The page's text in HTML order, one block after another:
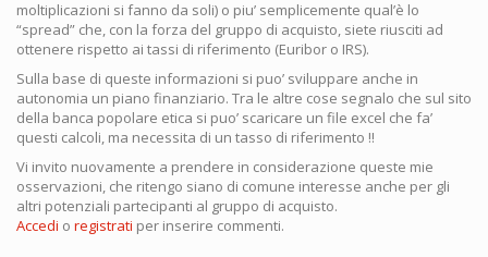
moltiplicazioni si fanno da soli) o piu’ semplicemente qual’è lo
“spread” che, con la forza del gruppo di acquisto, siete riusciti ad
ottenere rispetto ai tassi di riferimento (Euribor o IRS).
Sulla base di queste informazioni si puo’ sviluppare anche in
autonomia un piano finanziario. Tra le altre cose segnalo che sul sito
della banca popolare etica si puo’ scaricare un file excel che fa’
questi calcoli, ma necessita di un tasso di riferimento !!
Vi invito nuovamente a prendere in considerazione queste mie
osservazioni, che ritengo siano di comune interesse anche per gli
altri potenziali partecipanti al gruppo di acquisto.
Accedi o registrati per inserire commenti.